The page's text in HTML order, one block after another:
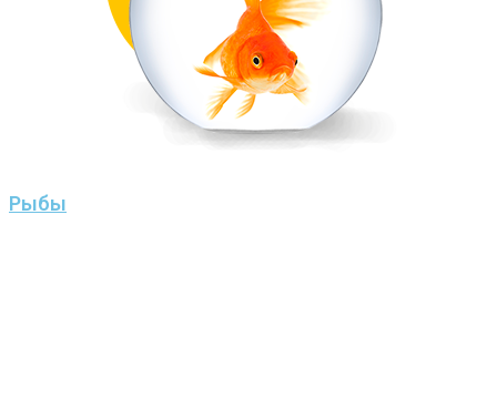
Рыбы